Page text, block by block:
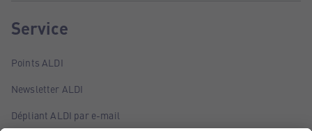
Service
Points ALDI
Newsletter ALDI
Dépliant ALDI par e-mail